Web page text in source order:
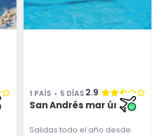
1 PAÍS 5 DÍAS 2.9
San Andrés mar único
Salidas todo el año desde